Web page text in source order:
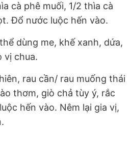
cà phê muối, 1/2 thìa cà
Đổ nước luộc hến vào.
dùng me, khế xanh, dứa,
vị chua.
rau cần/ rau muống thái
thơm, giò chả tùy ý, rắc
hến vào. Nêm lại gia vị,